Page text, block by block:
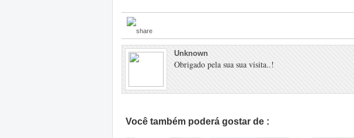
Unknown
Obrigado pela sua sua visita..!
Você também poderá gostar de :